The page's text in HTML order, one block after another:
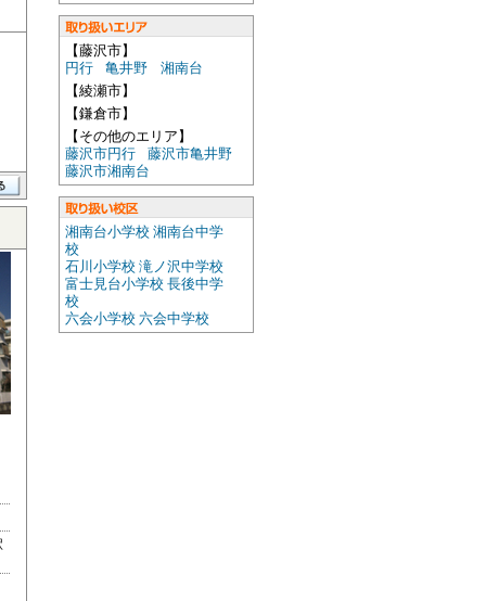
【藤沢市】
円行
亀井野
湘南台
【綾瀬市】
【鎌倉市】
【その他のエリア】
藤沢市円行
藤沢市亀井野
藤沢市湘南台
湘南台小学校 湘南台中学
校
石川小学校 滝ノ沢中学校
富士見台小学校 長後中学
校
六会小学校 六会中学校